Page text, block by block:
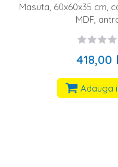
Masuta, 60x60x35 cm,
MDF,
418,00
Adauga